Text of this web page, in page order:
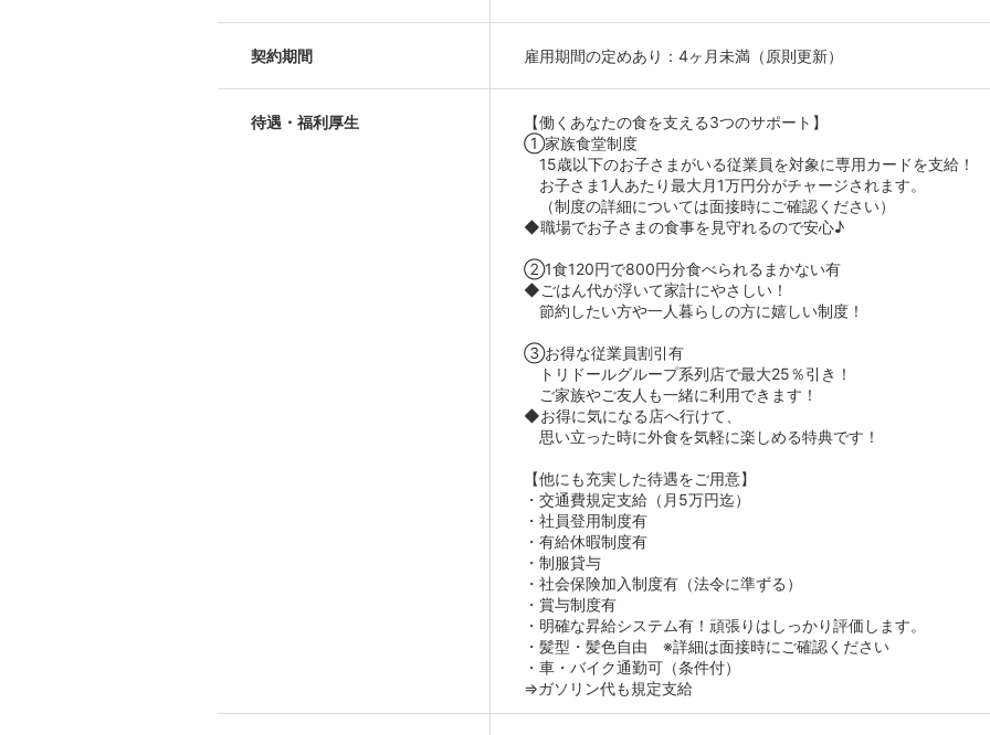
契約期間 雇用期間の定めあり：4ヶ月未満（原則更新）
待遇・福利厚生
【働くあなたの食を支える3つのサポート】
①家族食堂制度
15歳以下のお子さまがいる従業員を対象に専用カードを支給！
お子さま1人あたり最大月1万円分がチャージされます。
（制度の詳細については面接時にご確認ください）
◆職場でお子さまの食事を見守れるので安心♪
②1食120円で800円分食べられるまかない有
◆ごはん代が浮いて家計にやさしい！
節約したい方や一人暮らしの方に嬉しい制度！
③お得な従業員割引有
トリドールグループ系列店で最大25％引き！
ご家族やご友人も一緒に利用できます！
◆お得に気になる店へ行けて、
思い立った時に外食を気軽に楽しめる特典です！
【他にも充実した待遇をご用意】
・交通費規定支給（月5万円迄）
・社員登用制度有
・有給休暇制度有
・制服貸与
・社会保険加入制度有（法令に準ずる）
・賞与制度有
・明確な昇給システム有！頑張りはしっかり評価します。
・髪型・髪色自由 ※詳細は面接時にご確認ください
・車・バイク通勤可（条件付）
⇒ガソリン代も規定支給